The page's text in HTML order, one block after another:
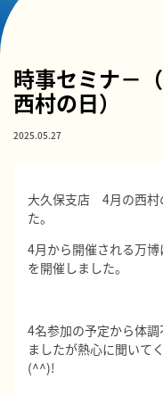
時事セミナ－
西村の日）
2025.05.27
大久保支店 4月の西村
た。
4月から開催される万
を開催しました。
4名参加の予定から体
ましたが熱心に聞いて
(^^)!